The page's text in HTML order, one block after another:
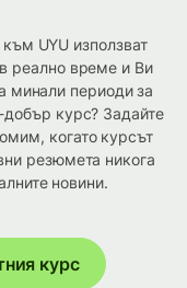
UYU използват
реално време и Ви
минали периоди за
курс? Задайте
когато курсът
резюмета никога
новини.
курс